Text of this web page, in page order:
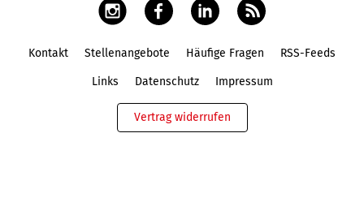
Kontakt Stellenangebote Häufige Fragen RSS-Feeds
Links Datenschutz Impressum
Vertrag widerrufen